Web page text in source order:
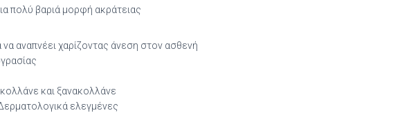
πολύ βαριά μορφή ακράτειας
αναπνέει χαρίζοντας άνεση στον ασθενή
και ξανακολλάνε
ελεγμένες